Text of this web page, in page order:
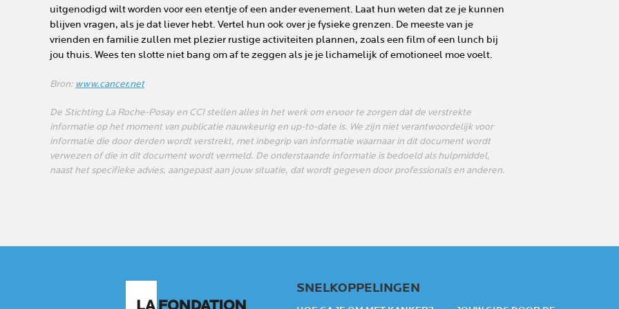
uitgenodigd wilt worden voor een etentje of een ander evenement. Laat hun weten dat ze je kunnen
blijven vragen, als je dat liever hebt. Vertel hun ook over je fysieke grenzen. De meeste van je
vrienden en familie zullen met plezier rustige activiteiten plannen, zoals een film of een lunch bij
jou thuis. Wees ten slotte niet bang om af te zeggen als je je lichamelijk of emotioneel moe voelt.
Bron: www.cancer.net
De Stichting La Roche-Posay en CCI stellen alles in het werk om ervoor te zorgen dat de verstrekte
informatie op het moment van publicatie nauwkeurig en up-to-date is. We zijn niet verantwoordelijk voor
informatie die door derden wordt verstrekt, met inbegrip van informatie waarnaar in dit document wordt
verwezen of die in dit document wordt vermeld. De onderstaande informatie is bedoeld als hulpmiddel,
naast het specifieke advies, aangepast aan jouw situatie, dat wordt gegeven door professionals en anderen.
SNELKOPPELINGEN